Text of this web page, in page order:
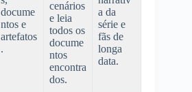
docume
ntos e
artefatos
.
cenários
e leia
todos os
docume
ntos
encontra
dos.
a da
série e
fãs de
longa
data.